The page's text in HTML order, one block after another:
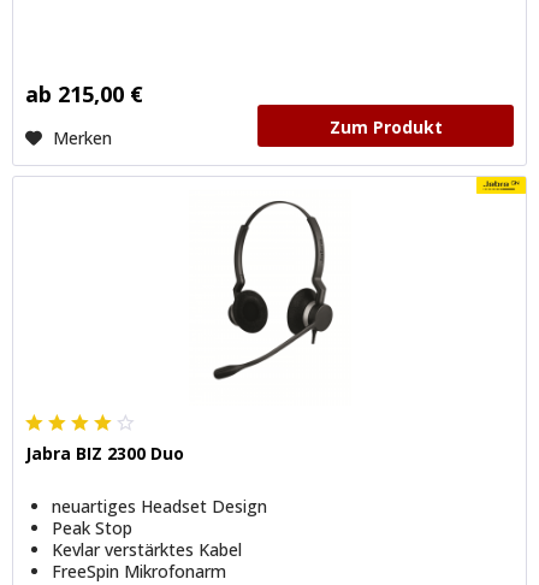
ab 215,00 €
Merken Zum Produkt
Jabra BIZ 2300 Duo
neuartiges Headset Design
Peak Stop
Kevlar verstärktes Kabel
FreeSpin Mikrofonarm